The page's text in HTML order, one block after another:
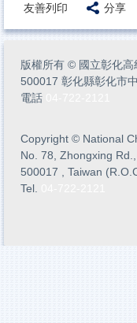
友善列印 分享
版權所有 © 國立彰化高
500017 彰化縣彰化市
電話
Copyright © National
No. 78, Zhongxing
500017 , Taiwan
Tel.